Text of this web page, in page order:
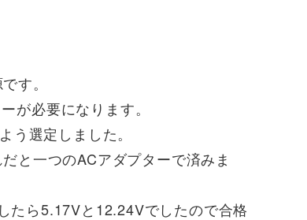
す。
が必要になります。
選定しました。
と一つのACアダプターで済みま
たら5.17Vと12.24Vでしたので合格